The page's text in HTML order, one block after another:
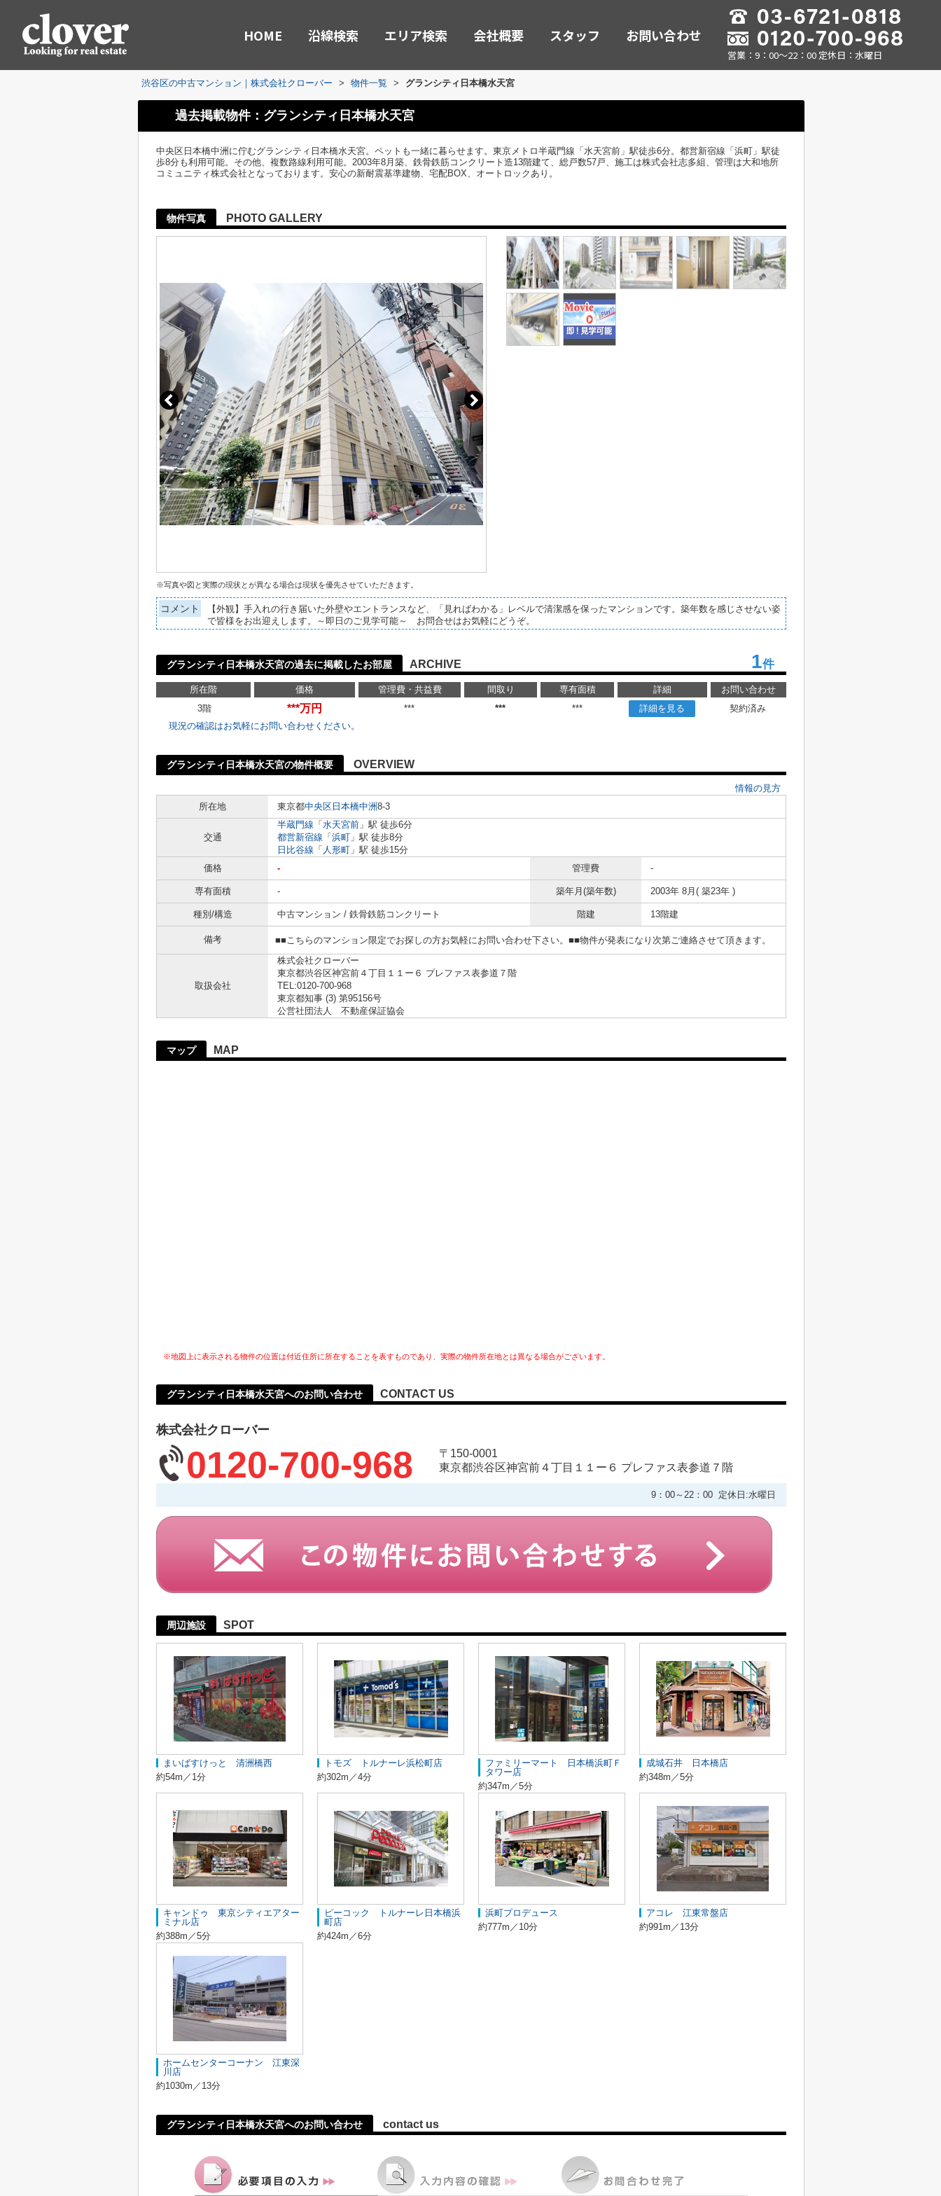
HOME 沿線検索 エリア検索 会社概要 スタッフ お問い合わせ
営業：9：00～22：00 定休日：水曜日
渋谷区の中古マンション｜株式会社クローバー > 物件一覧 > グランシティ日本橋水天宮
過去掲載物件：グランシティ日本橋水天宮
中央区日本橋中洲に佇むグランシティ日本橋水天宮。ペットも一緒に暮らせます。東京メトロ半蔵門線「水天宮前」駅徒歩6分。都営新宿線「浜町」駅徒
歩8分も利用可能。その他、複数路線利用可能。2003年8月築、鉄骨鉄筋コンクリート造13階建て、総戸数57戸、施工は株式会社志多組、管理は大和地所
コミュニティ株式会社となっております。安心の新耐震基準建物、宅配BOX、オートロックあり。
物件写真 PHOTO GALLERY
※写真や図と実際の現状とが異なる場合は現状を優先させていただきます。
コメント
【外観】手入れの行き届いた外壁やエントランスなど、「見ればわかる」レベルで清潔感を保ったマンションです。築年数を感じさせない姿
で皆様をお出迎えします。～即日のご見学可能～ お問合せはお気軽にどうぞ。
グランシティ日本橋水天宮の過去に掲載したお部屋 ARCHIVE 1件
所在階 価格 管理費・共益費 間取り 専有面積 詳細
お問い合わせ
3階
***万円 *** *** *** 詳細を見る
契約済み
現況の確認はお気軽にお問い合わせください。
グランシティ日本橋水天宮の物件概要 OVERVIEW
情報の見方
所在地
東京都中央区 日本橋中洲8-3
交通
半蔵門線 「 水天宮前 」駅 徒歩6分
都営新宿線 「 浜町 」駅 徒歩8分
日比谷線 「 人形町 」駅 徒歩15分
価格
- 管理費 -
専有面積 - 築年月(築年数) 2003年 8月( 築23年 )
種別/構造 中古マンション / 鉄骨鉄筋コンクリート 階建 13階建
備考 ■■こちらのマンション限定でお探しの方お気軽にお問い合わせ下さい。■■物件が発表になり次第ご連絡させて頂きます。
取扱会社
株式会社クローバー
東京都渋谷区神宮前４丁目１１ー６ プレファス表参道７階
TEL:0120-700-968
東京都知事 (3) 第95156号
公営社団法人 不動産保証協会
マップ MAP
※地図上に表示される物件の位置は付近住所に所在することを表すものであり、実際の物件所在地とは異なる場合がございます。
グランシティ日本橋水天宮へのお問い合わせ CONTACT US
株式会社クローバー
0120-700-968
〒150-0001
東京都渋谷区神宮前４丁目１１ー６ プレファス表参道７階
9：00～22：00 定休日:水曜日
周辺施設 SPOT
まいばすけっと 清洲橋西
約54m／1分
トモズ トルナーレ浜松町店
約302m／4分
ファミリーマート 日本橋浜町Ｆ
タワー店
約347m／5分
成城石井 日本橋店
約348m／5分
キャンドゥ 東京シティエアター
ミナル店
約388m／5分
ピーコック トルナーレ日本橋浜
町店
約424m／6分
浜町プロデュース
約777m／10分
アコレ 江東常盤店
約991m／13分
ホームセンターコーナン 江東深
川店
約1030m／13分
グランシティ日本橋水天宮へのお問い合わせ contact us